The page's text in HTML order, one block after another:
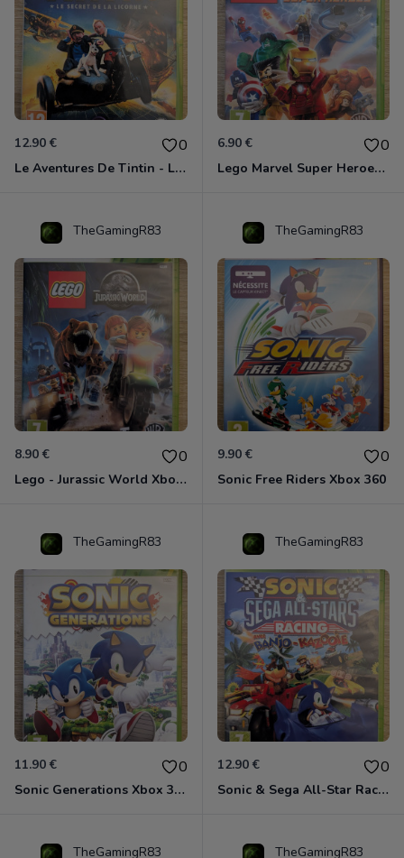
12.90 € 0
Le Aventures De Tintin - Le Secret De La Licorne Xbox 360
6.90 € 0
Lego Marvel Super Heroes Xbox 360
TheGamingR83
8.90 € 0
Lego - Jurassic World Xbox 360
TheGamingR83
9.90 € 0
Sonic Free Riders Xbox 360
TheGamingR83
11.90 € 0
Sonic Generations Xbox 360
TheGamingR83
12.90 € 0
Sonic & Sega All-Star Racing avec Banjo-Kazooie Xbox 360
TheGamingR83 TheGamingR83